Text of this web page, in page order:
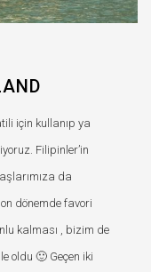
için kullanıp ya
Filipinler’in
da
dönemde favori
kalması , bizim de
oldu 🙂 Geçen iki